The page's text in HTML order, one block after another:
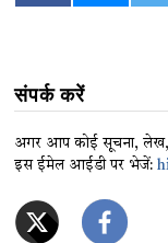
संपर्क करें
अगर आप कोई सूचना, लेख,
इस ईमेल आईडी पर भेजें: